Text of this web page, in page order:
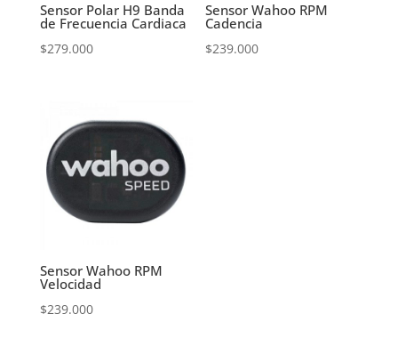
Sensor Polar H9 Banda
de Frecuencia Cardiaca
$279.000
Sensor Wahoo RPM
Cadencia
$239.000
Sensor Wahoo RPM
Velocidad
$239.000